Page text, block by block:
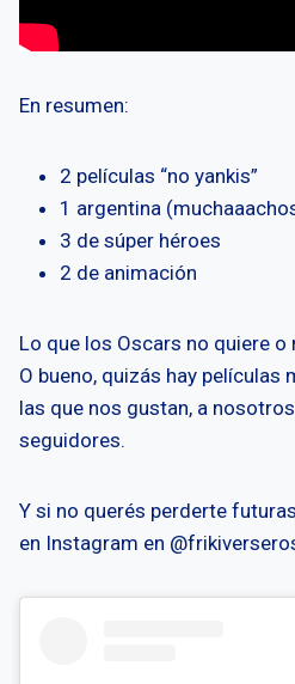
En resumen:
2 películas “no yankis”
1 argentina
3 de súper héroes
2 de animación
Lo que los Oscars no quiere o
O bueno, quizás hay películas
las que nos gustan, a
seguidores.
Y si no querés perderte
en Instagram en